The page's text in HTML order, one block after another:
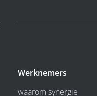
Werknemers
waarom synergie